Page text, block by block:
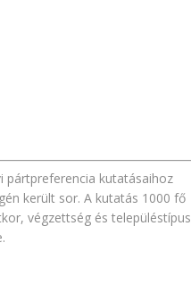
pártpreferencia kutatásaihoz
került sor. A kutatás 1000 fő
végzettség és településtípus